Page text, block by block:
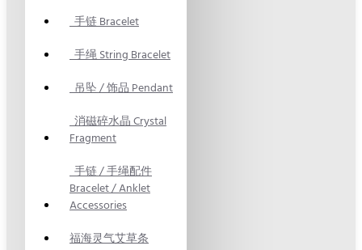
手链 Bracelet
手绳 String Bracelet
吊坠 / 饰品 Pendant
消磁碎水晶 Crystal
Fragment
手链 / 手绳配件
Bracelet / Anklet
Accessories
福海灵气艾草条